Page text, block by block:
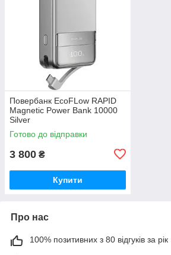
Повербанк EcoFLow RAPID
Magnetic Power Bank 10000
Silver
Готово до відправки
3 800 ₴
Купити
Про нас
100% позитивних з 80 відгуків за рік